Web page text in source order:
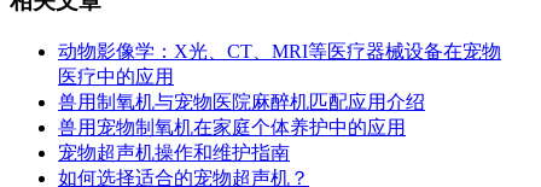
动物影像学：X光、CT、MRI等医疗器械设备在宠物
医疗中的应用
兽用制氧机与宠物医院麻醉机匹配应用介绍
兽用宠物制氧机在家庭个体养护中的应用
宠物超声机操作和维护指南
如何选择适合的宠物超声机？